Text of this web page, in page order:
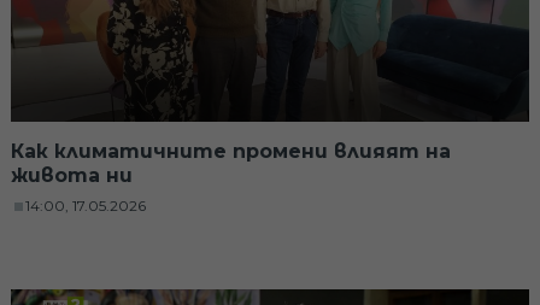
Как климатичните промени влияят на
живота ни
14:00, 17.05.2026